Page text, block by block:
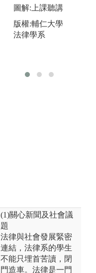
三年級上、下
暑假時，進入
桃園地方法
中心，法律扶
圖解:上課聽講
版權:輔仁大學
法律學系
(1)關心新聞及社會議
題
法律與社會發展緊密
連結，法律系的學生
不能只埋首苦讀，閉
門造車。法律是一門